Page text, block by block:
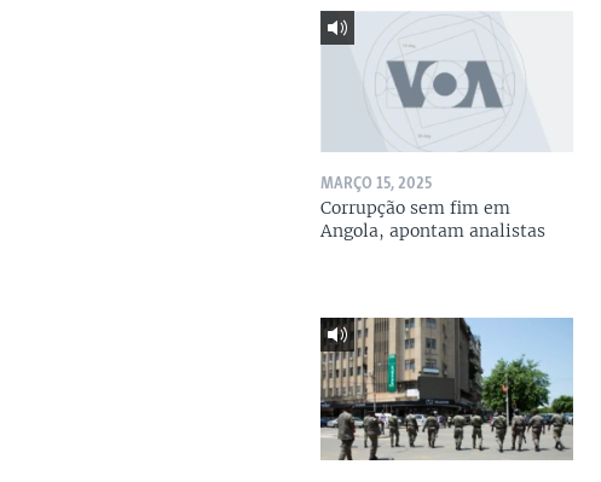
MARÇO 15, 2025
Corrupção sem fim em
Angola, apontam analistas